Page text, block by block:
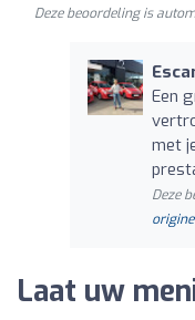
Deze beoordeling is
Een
met
Deze
Laat uw